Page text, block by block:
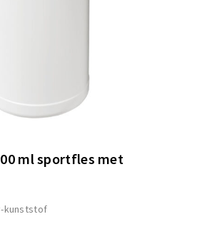
ml sportfles met
kunststof